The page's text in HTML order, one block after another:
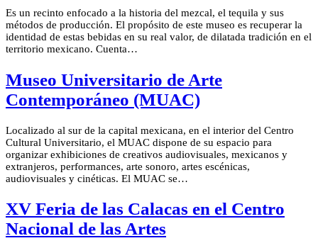
Es un recinto enfocado a la historia del mezcal, el tequila y sus
métodos de producción. El propósito de este museo es recuperar la
identidad de estas bebidas en su real valor, de dilatada tradición en el
territorio mexicano. Cuenta…
Museo Universitario de Arte
Contemporáneo (MUAC)
Localizado al sur de la capital mexicana, en el interior del Centro
Cultural Universitario, el MUAC dispone de su espacio para
organizar exhibiciones de creativos audiovisuales, mexicanos y
extranjeros, performances, arte sonoro, artes escénicas,
audiovisuales y cinéticas. El MUAC se…
XV Feria de las Calacas en el Centro
Nacional de las Artes